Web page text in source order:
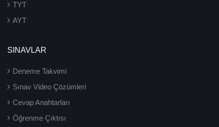
TYT
AYT
SINAVLAR
Deneme Takvimi
Sınav Video Çözümleri
Cevap Anahtarları
Öğrenme Çıktısı